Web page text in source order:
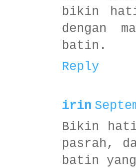
bikin
dengan
batin.
Reply
irin
Bikin
pasrah,
batin